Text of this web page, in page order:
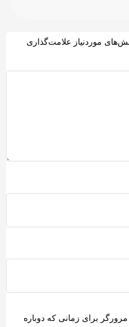
افزایش قیمت، تغییر
موردنیاز علامت‌گذاری
برای زمانی که دوباره